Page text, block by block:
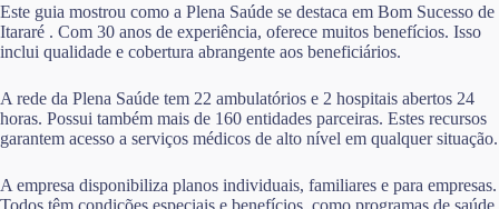
Este guia mostrou como a Plena Saúde se destaca em Bom Sucesso de
Itararé . Com 30 anos de experiência, oferece muitos benefícios. Isso
inclui qualidade e cobertura abrangente aos beneficiários.
A rede da Plena Saúde tem 22 ambulatórios e 2 hospitais abertos 24
horas. Possui também mais de 160 entidades parceiras. Estes recursos
garantem acesso a serviços médicos de alto nível em qualquer situação.
A empresa disponibiliza planos individuais, familiares e para empresas.
Todos têm condições especiais e benefícios, como programas de saúde